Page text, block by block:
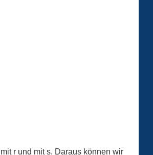
r und mit s. Daraus können wir